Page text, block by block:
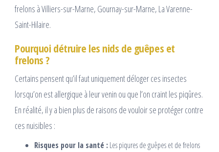
frelons à Villiers-sur-Marne, Gournay-sur-Marne, La Varenne-
Saint-Hilaire.
Pourquoi détruire les nids de guêpes et
frelons ?
Certains pensent qu’il faut uniquement déloger ces insectes
lorsqu’on est allergique à leur venin ou que l’on craint les piqûres.
En réalité, il y a bien plus de raisons de vouloir se protéger contre
ces nuisibles :
Risques pour la santé : Les piqures de guêpes et de frelons